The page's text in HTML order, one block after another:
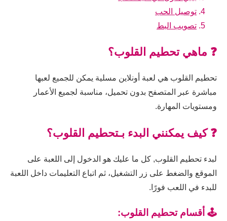
توصيل الحب
تصويب البط
❓ ماهي تحطيم القلوب؟
تحطيم القلوب هي لعبة أونلاين مسلية يمكن للجميع لعبها
مباشرة عبر المتصفح بدون تحميل، مناسبة لجميع الأعمار
ومستويات المهارة.
❓ كيف يمكنني البدء بـتحطيم القلوب؟
لبدء تحطيم القلوب, كل ما عليك هو الدخول إلى اللعبة على
الموقع والضغط على زر التشغيل، ثم اتباع التعليمات داخل اللعبة
للبدء في اللعب فورًا.
🕹️ أقسام تحطيم القلوب: